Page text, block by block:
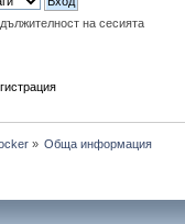
на сесията
» Обща информация